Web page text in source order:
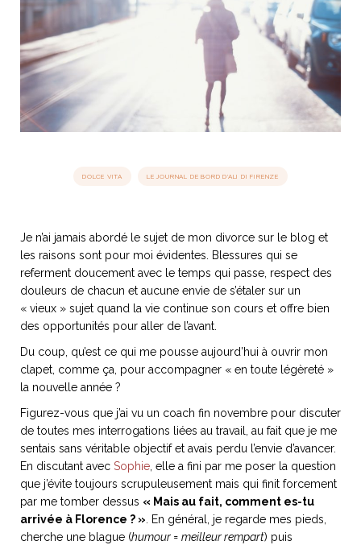
ITALIEN
joie de vivre
SUBLIME ! LE DÉCOR ITALIEN
Burano, la palette
de tous les
superlatifs
AND I WEBSERIE
DOLCE VITA LE JOURNAL DE BORD D'ALI DI FIRENZE
Je n’ai jamais abordé le sujet de mon divorce sur le blog et
les raisons sont pour moi évidentes. Blessures qui se
referment doucement avec le temps qui passe, respect des
douleurs de chacun et aucune envie de s’étaler sur un
« vieux » sujet quand la vie continue son cours et offre bien
des opportunités pour aller de l’avant.
Du coup, qu’est ce qui me pousse aujourd’hui à ouvrir mon
clapet, comme ça, pour accompagner « en toute légèreté »
la nouvelle année ?
Figurez-vous que j’ai vu un coach fin novembre pour discuter
de toutes mes interrogations liées au travail, au fait que je me
sentais sans véritable objectif et avais perdu l’envie d’avancer.
En discutant avec Sophie, elle a fini par me poser la question
que j’évite toujours scrupuleusement mais qui finit forcement
par me tomber dessus « Mais au fait, comment es-tu
arrivée à Florence ? ». En général, je regarde mes pieds,
cherche une blague (humour = meilleur rempart) puis